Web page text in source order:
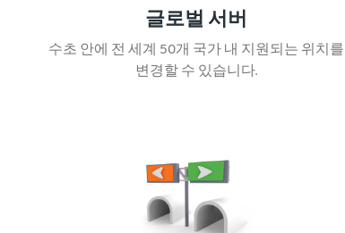
글로벌 서버
수초 안에 전 세계 50개 국가 내 지원되는 위치를
변경할 수 있습니다.